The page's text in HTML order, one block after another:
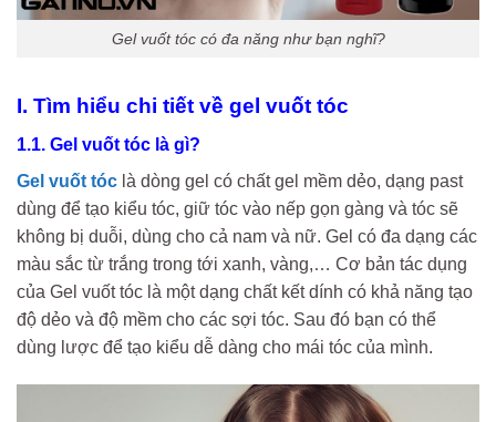
Gel vuốt tóc có đa năng như bạn nghĩ?
I. Tìm hiểu chi tiết về gel vuốt tóc
1.1. Gel vuốt tóc là gì?
Gel vuốt tóc là dòng gel có chất gel mềm dẻo, dạng past
dùng để tạo kiểu tóc, giữ tóc vào nếp gọn gàng và tóc sẽ
không bị duỗi, dùng cho cả nam và nữ. Gel có đa dạng các
màu sắc từ trắng trong tới xanh, vàng,… Cơ bản tác dụng
của Gel vuốt tóc là một dạng chất kết dính có khả năng tạo
độ dẻo và độ mềm cho các sợi tóc. Sau đó bạn có thể
dùng lược để tạo kiểu dễ dàng cho mái tóc của mình.